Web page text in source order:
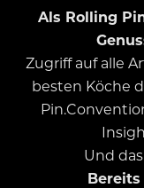
Als Rolling
Zugriff auf alle
besten Köche
Und
Bereits